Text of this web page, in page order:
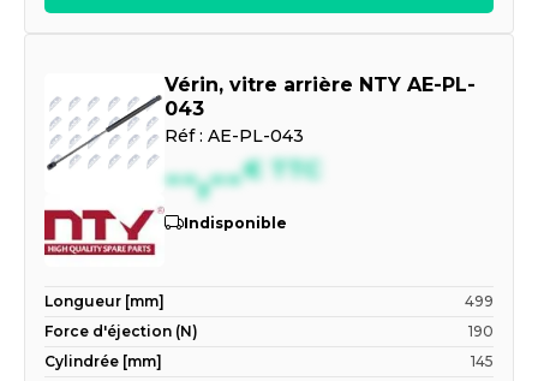
Vérin, vitre arrière NTY AE-PL-
043
Réf : AE-PL-043
--,--€ TTC
Indisponible
Longueur [mm]
499
Force d'éjection (N)
190
Cylindrée [mm]
145